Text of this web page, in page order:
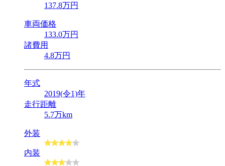
137.8万円
車両価格
133.0万円
諸費用
4.8万円
年式
2019(令1)年
走行距離
5.7万km
外装
内装